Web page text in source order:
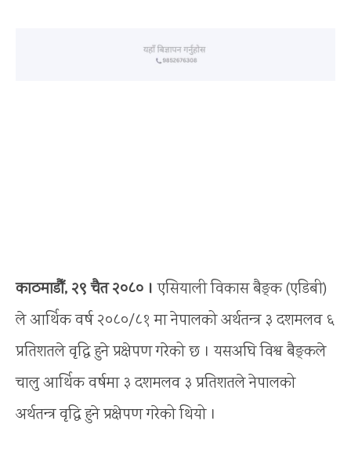
काठमाडौँ, २९ चैत २०८० । एसियाली विकास बैङ्क (एडिबी)
ले आर्थिक वर्ष २०८०/८१ मा नेपालको अर्थतन्त्र ३ दशमलव ६
प्रतिशतले वृद्धि हुने प्रक्षेपण गरेको छ । यसअघि विश्व बैङ्कले
चालु आर्थिक वर्षमा ३ दशमलव ३ प्रतिशतले नेपालको
अर्थतन्त्र वृद्धि हुने प्रक्षेपण गरेको थियो ।